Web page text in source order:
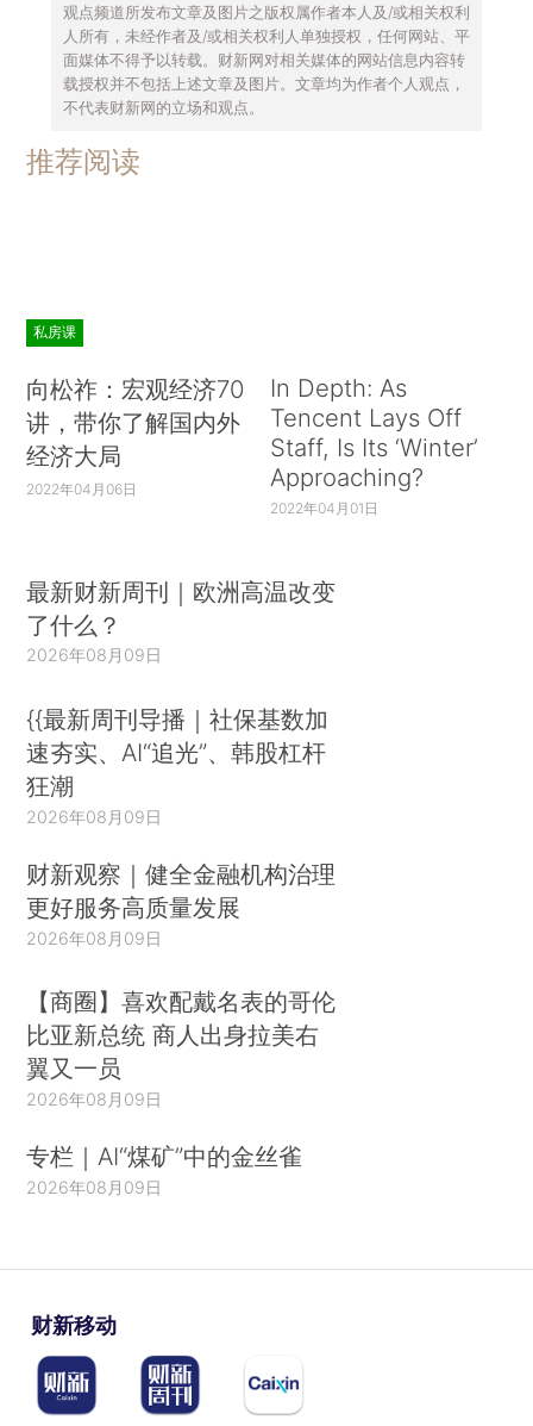
观点频道所发布文章及图片之版权属作者本人及/或相关权利
人所有，未经作者及/或相关权利人单独授权，任何网站、平
面媒体不得予以转载。财新网对相关媒体的网站信息内容转
载授权并不包括上述文章及图片。文章均为作者个人观点，
不代表财新网的立场和观点。
推荐阅读
私房课
向松祚：宏观经济70
讲，带你了解国内外
经济大局
2022年04月06日
In Depth: As
Tencent Lays Off
Staff, Is Its ‘Winter’
Approaching?
2022年04月01日
最新财新周刊｜欧洲高温改变
了什么？
2026年08月09日
{{最新周刊导播｜社保基数加
速夯实、AI“追光”、韩股杠杆
狂潮
2026年08月09日
财新观察｜健全金融机构治理
更好服务高质量发展
2026年08月09日
【商圈】喜欢配戴名表的哥伦
比亚新总统 商人出身拉美右
翼又一员
2026年08月09日
专栏｜AI“煤矿”中的金丝雀
2026年08月09日
财新移动